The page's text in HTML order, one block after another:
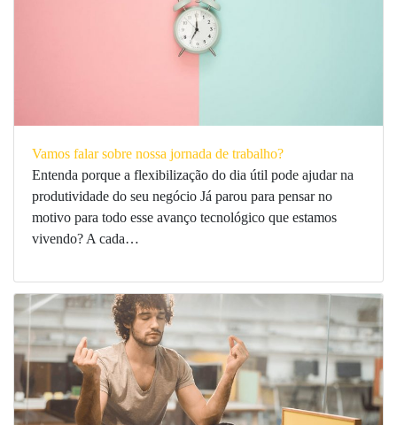
Vamos falar sobre nossa jornada de trabalho?
Entenda porque a flexibilização do dia útil pode ajudar na
produtividade do seu negócio Já parou para pensar no
motivo para todo esse avanço tecnológico que estamos
vivendo? A cada…